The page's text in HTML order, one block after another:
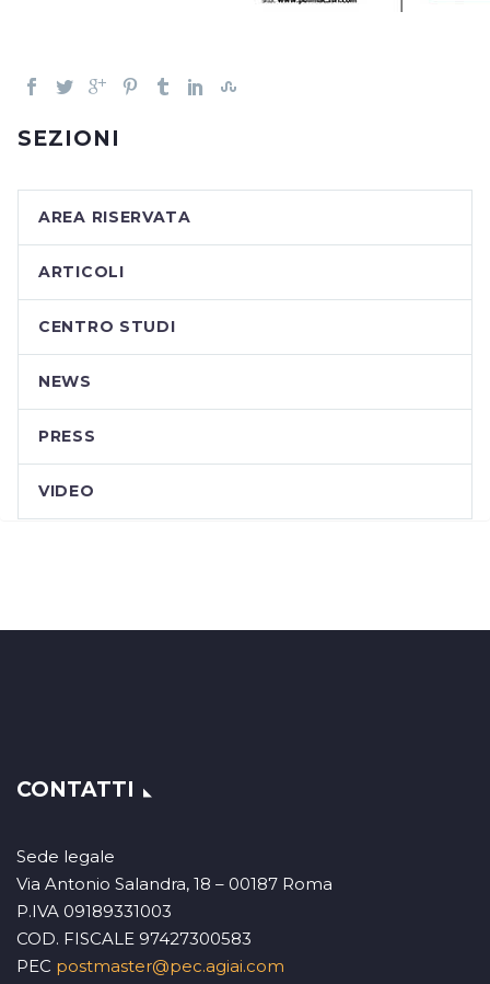
SEZIONI
AREA RISERVATA
ARTICOLI
CENTRO STUDI
NEWS
PRESS
VIDEO
CONTATTI
Sede legale
Via Antonio Salandra, 18 – 00187 Roma
P.IVA 09189331003
COD. FISCALE 97427300583
PEC postmaster@pec.agiai.com